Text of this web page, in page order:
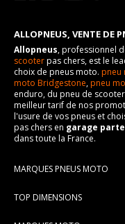
ALLOPNEUS, VENTE DE
Allopneus, professionnel
scooterpas chers, est le
choix de pneus moto. pneu
moto Bridgestone,pneu
enduro, du pneu de
meilleur tarif de nos
l'usure de vos pneus et
pas chers en garage
dans toute la France.
MARQUES PNEUS MOTO
TOP DIMENSIONS